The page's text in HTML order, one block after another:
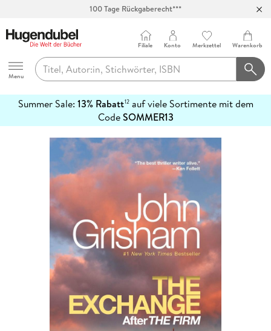
100 Tage Rückgaberecht***
Hugendubel
Menu
Filiale Konto Merkzettel Warenkorb
Summer Sale: 13% Rabatt12auf viele Sortimente mit dem
CodeSOMMER13
erfahren